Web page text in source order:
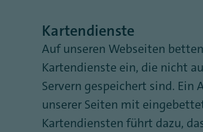
Kartendienste
Auf unseren Webseiten
Kartendienste ein, die nicht
Servern gespeichert sind. Ein
unserer Seiten mit
Kartendiensten führt dazu,